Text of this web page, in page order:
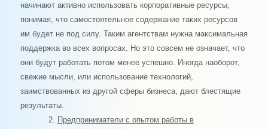
начинают активно использовать корпоративные ресурсы,
понимая, что самостоятельное содержание таких ресурсов
им будет не под силу. Таким агентствам нужна максимальная
поддержка во всех вопросах. Но это совсем не означает, что
они будут работать потом менее успешно. Иногда наоборот,
свежие мысли, или использование технологий,
заимствованных из другой сферы бизнеса, дают блестящие
результаты.
2. Предприниматели с опытом работы в